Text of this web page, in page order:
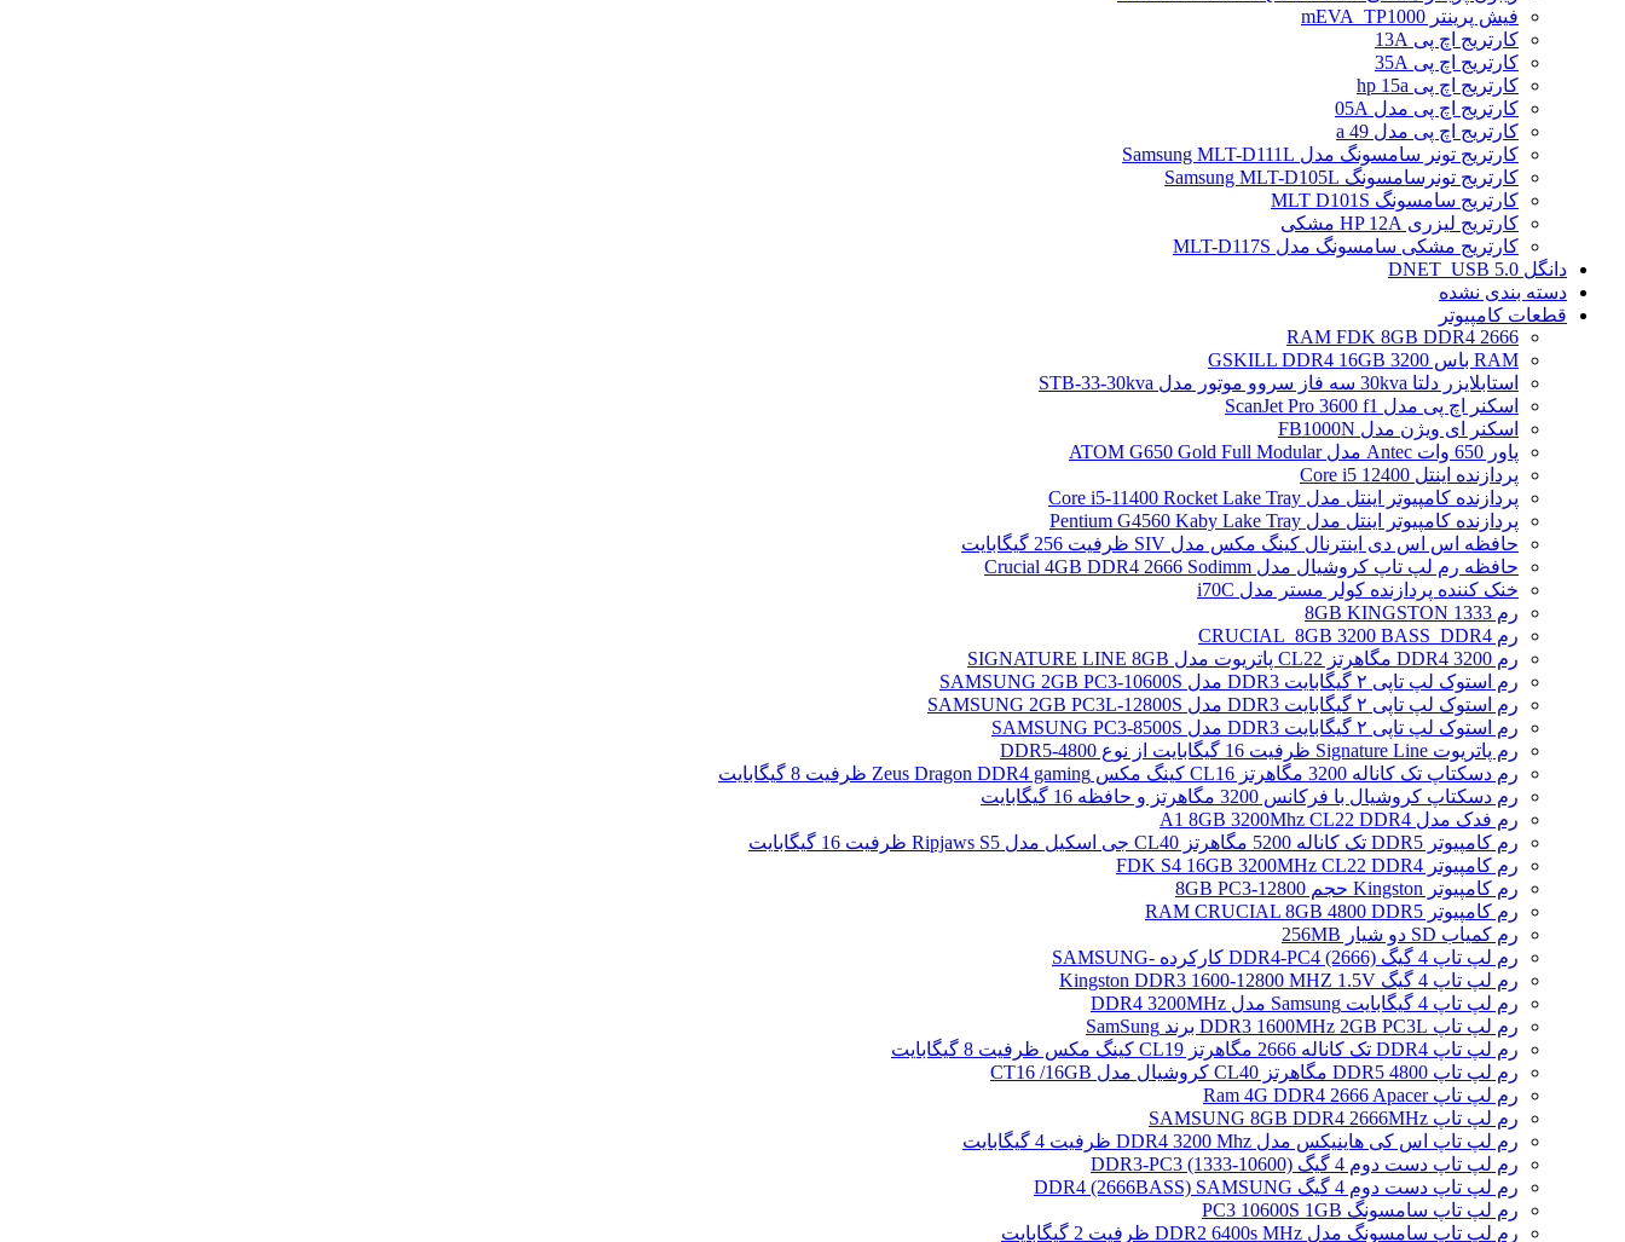
فیش پرینتر mEVA_TP1000
کارتریج اچ پی 13A
کارتریج اچ پی 35A
کارتریج اچ پی hp 15a
کارتریج اچ پی مدل 05A
کارتریج اچ پی مدل 49 a
کارتریج تونر سامسونگ مدل Samsung MLT-D111L
کارتریج تونرسامسونگ Samsung MLT-D105L
کارتریج سامسونگ MLT D101S
کارتریج لیزری HP 12A مشکی
کارتریج مشکی سامسونگ مدل MLT-D117S
دانگل DNET_USB 5.0
دسته بندی نشده
قطعات کامپیوتر
RAM FDK 8GB DDR4 2666
RAM باس 3200 GSKILL DDR4 16GB
استابلایزر دلتا 30kva سه فاز سروو موتور مدل STB-33-30kva
اسکنر اچ پی مدل ScanJet Pro 3600 f1
اسکنر ای ویژن مدل FB1000N
پاور 650 وات Antec مدل ATOM G650 Gold Full Modular
پردازنده اینتل Core i5 12400
پردازنده کامپیوتر اینتل مدل Core i5-11400 Rocket Lake Tray
پردازنده کامپیوتر اینتل مدل Pentium G4560 Kaby Lake Tray
حافظه اس اس دی اینترنال کینگ مکس مدل SIV ظرفیت 256 گیگابایت
حافظه رم لپ تاپ کروشیال مدل Crucial 4GB DDR4 2666 Sodimm
خنک کننده پردازنده کولر مستر مدل i70C
رم 1333 8GB KINGSTON
رم CRUCIAL_8GB 3200 BASS_DDR4
رم DDR4 3200 مگاهرتز CL22 پاتریوت مدل SIGNATURE LINE 8GB
رم استوک لپ تاپی ۲ گیگابایت DDR3 مدل SAMSUNG 2GB PC3-10600S
رم استوک لپ تاپی ۲ گیگابایت DDR3 مدل SAMSUNG 2GB PC3L-12800S
رم استوک لپ تاپی ۲ گیگابایت DDR3 مدل SAMSUNG PC3-8500S
رم پاتریوت Signature Line ظرفیت 16 گیگابایت از نوع DDR5-4800
رم دسکتاپ تک کاناله 3200 مگاهرتز CL16 کینگ مکس Zeus Dragon DDR4 gaming ظرفیت 8 گیگابایت
رم دسکتاپ کروشیال با فرکانس 3200 مگاهرتز و حافظه 16 گیگابایت
رم فدک مدل A1 8GB 3200Mhz CL22 DDR4
رم کامپیوتر DDR5 تک کاناله 5200 مگاهرتز CL40 جی اسکیل مدل Ripjaws S5 ظرفیت 16 گیگابایت
رم کامپیوتر FDK S4 16GB 3200MHz CL22 DDR4
رم کامپیوتر Kingston حجم 8GB PC3-12800
رم کامپیوتر RAM CRUCIAL 8GB 4800 DDR5
رم کمیاب SD دو شیار 256MB
رم لپ تاپ 4 گیگ DDR4-PC4 (2666) کارکرده -SAMSUNG
رم لپ تاپ 4 گیگ Kingston DDR3 1600-12800 MHZ 1.5V
رم لپ تاپ 4 گیگابایت Samsung مدل DDR4 3200MHz
رم لپ تاپ DDR3 1600MHz 2GB PC3L برند SamSung
رم لپ تاپ DDR4 تک کاناله 2666 مگاهرتز CL19 کینگ مکس ظرفیت 8 گیگابایت
رم لپ تاپ DDR5 4800 مگاهرتز CL40 کروشیال مدل CT16 /16GB
رم لپ تاپ Ram 4G DDR4 2666 Apacer
رم لپ تاپ SAMSUNG 8GB DDR4 2666MHz
رم لپ تاپ اس کی هاینیکس مدل DDR4 3200 Mhz ظرفیت 4 گیگابایت
رم لپ تاپ دست دوم 4 گیگ DDR3-PC3 (1333-10600)
رم لپ تاپ دست دوم 4 گیگ DDR4 (2666BASS) SAMSUNG
رم لپ تاپ سامسونگ PC3 10600S 1GB
رم لپ تاپ سامسونگ مدل DDR2 6400s MHz ظرفیت 2 گیگابایت